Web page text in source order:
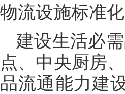
物流设施标准
建设生活必
点、中央厨房
品流通能力建